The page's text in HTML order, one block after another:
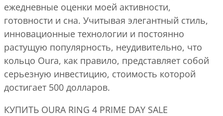
ежедневные оценки моей активности,
готовности и сна. Учитывая элегантный стиль,
инновационные технологии и постоянно
растущую популярность, неудивительно, что
кольцо Oura, как правило, представляет собой
серьезную инвестицию, стоимость которой
достигает 500 долларов.
КУПИТЬ OURA RING 4 PRIME DAY SALE